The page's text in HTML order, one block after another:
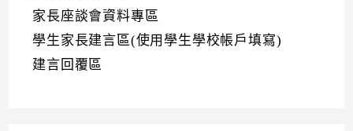
家長座談會資料專區
學生家長建言區(使用學生學校帳戶填寫)
建言回覆區